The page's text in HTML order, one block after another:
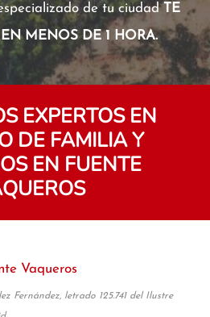
de tu ciudadTE
MENOS DE 1 HORA.
EXPERTOS EN
DE FAMILIA Y
EN FUENTE
Vaqueros
Fernández, letrado 125.741 del Ilustre